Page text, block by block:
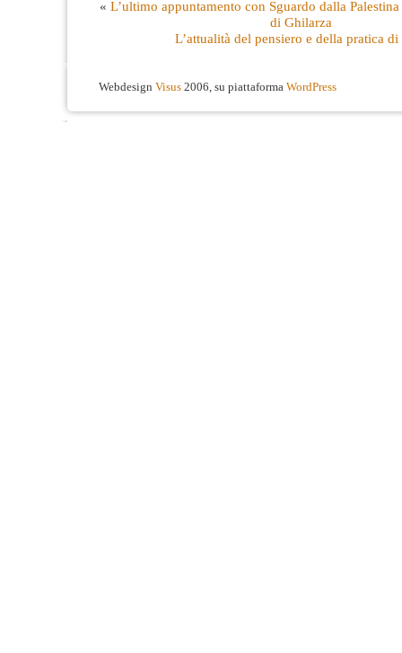
« L’ultimo appuntamento con Sguardo dalla
di Ghilarza
L’attualità del pensiero e della pratica
Webdesign Visus 2006, su piattaforma WordPress